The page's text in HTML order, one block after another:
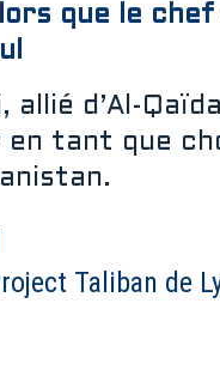
que le
allié d’Al-
en tant que
Taliban de